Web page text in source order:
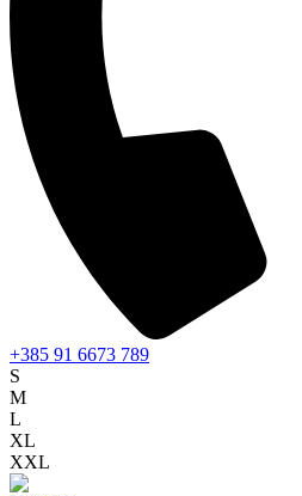
+385 91 6673 789
S
M
L
XL
XXL